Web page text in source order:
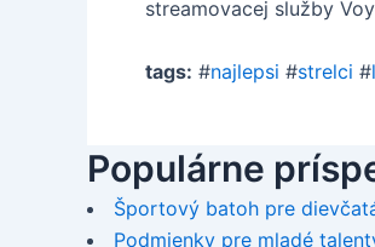
streamovacej služby
tags: #najlepsi #strelci #
Populárne
Športový batoh pre
Podmienky pre mladé